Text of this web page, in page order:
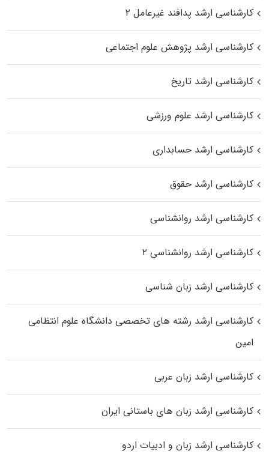
کارشناسی ارشد پدافند غیرعامل ۲
کارشناسی ارشد پژوهش علوم اجتماعی
کارشناسی ارشد تاریخ
کارشناسی ارشد علوم ورزشی
کارشناسی ارشد حسابداری
کارشناسی ارشد حقوق
کارشناسی ارشد روانشناسی
کارشناسی ارشد روانشناسی ۲
کارشناسی ارشد زبان شناسی
کارشناسی ارشد رﺷﺘﻪ ﻫﺎی تخصصی داﻧﺸﮕﺎه ﻋﻠﻮم انتظامی
اﻣﻴﻦ
کارشناسی ارشد زبان عربی
کارشناسی ارشد زبان‌ های باستانی ایران
کارشناسی ارشد زبان و ادبیات اردو